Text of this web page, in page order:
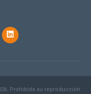
Prohibida su reproducción